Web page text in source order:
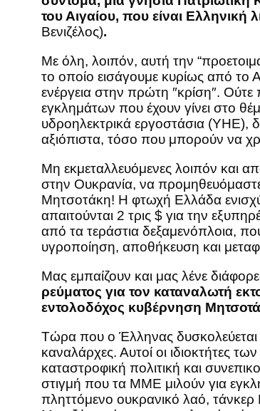
του Αιγαίου, που είναι Ελληνική
Βενιζέλος).
Με όλη, λοιπόν, αυτή την
το οποίο εισάγουμε κυρίως από το
ενέργεια στην πρώτη ″κρίση″.
εγκλημάτων που έχουν γίνει στο
υδροηλεκτρικά εργοστάσια (ΥΗΕ),
αξιόπιστα, τόσο που μπορούν να
Μη εκμεταλλευόμενες λοιπόν και
στην Ουκρανία, να
Μητσοτάκη! Η φτωχή Ελλάδα
απαιτούνται 2 τρις $ για την
από τα τεράστια δεξαμενόπλοια,
υγροποίηση, αποθήκευση και
Μας εμπαίζουν και μας λένε
ρεύματος για τον καταναλωτή
εντολοδόχος κυβέρνηση
Τώρα που ο Έλληνας δυσκολεύεται
καναλάρχες. Αυτοί οι ιδιοκτήτες
καταστροφική πολιτική και
στιγμή που τα ΜΜΕ μιλούν για
πληττόμενο ουκρανικό λαό,